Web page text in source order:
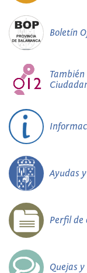
Boletín
Ayudas
Perfil de
Quejas